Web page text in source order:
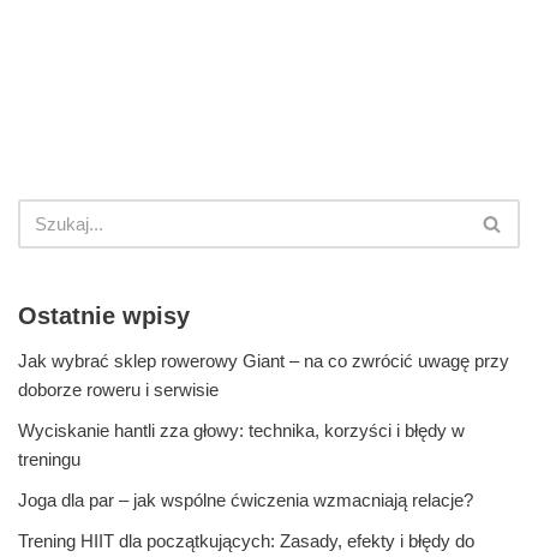
Ostatnie wpisy
Jak wybrać sklep rowerowy Giant – na co zwrócić uwagę przy
doborze roweru i serwisie
Wyciskanie hantli zza głowy: technika, korzyści i błędy w
treningu
Joga dla par – jak wspólne ćwiczenia wzmacniają relacje?
Trening HIIT dla początkujących: Zasady, efekty i błędy do